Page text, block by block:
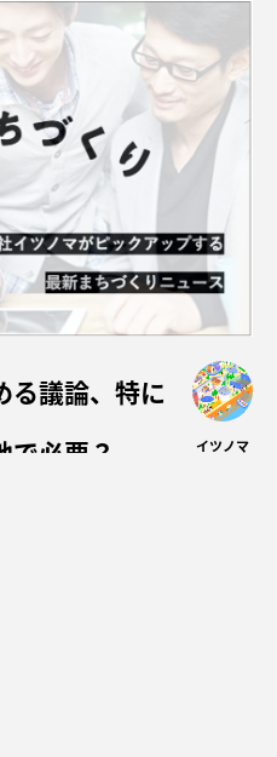
る議論、特に
で必要？
イツノマ